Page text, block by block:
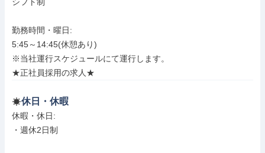
勤務時間・曜日:
5:45～14:45(休憩あり)
※当社運行スケジュールにて運行します。
★正社員採用の求人★
休日・休暇
休暇・休日:
・週休2日制